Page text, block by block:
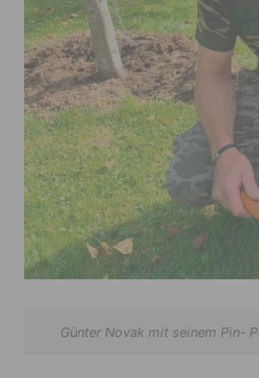
Günter Novak mit seinem Pin-